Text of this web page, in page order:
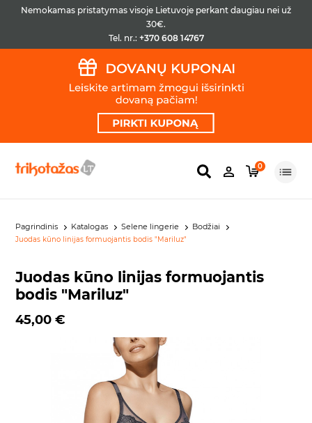
Nemokamas pristatymas visoje Lietuvoje perkant daugiau nei už
30€.
Tel. nr.: +370 608 14767
0
Pagrindinis Katalogas Selene lingerie Bodžiai
Juodas kūno linijas formuojantis bodis "Mariluz"
Juodas kūno linijas formuojantis
bodis "Mariluz"
45,00 €